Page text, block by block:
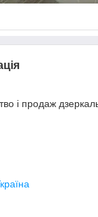
і продаж